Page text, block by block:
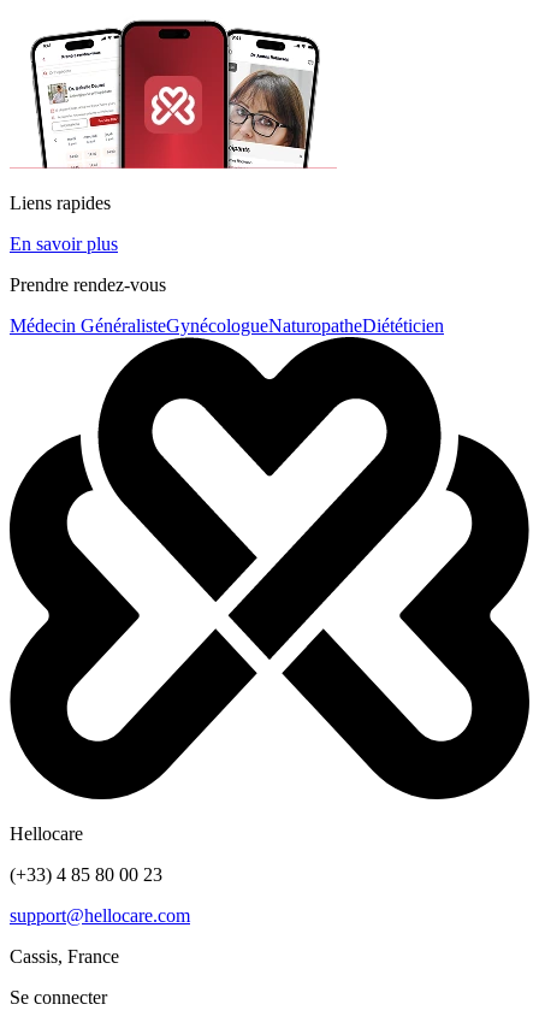
Liens rapides
En savoir plus
Prendre rendez-vous
Médecin GénéralisteGynécologueNaturopatheDiététicien
Hellocare
(+33) 4 85 80 00 23
support@hellocare.com
Cassis, France
Se connecter